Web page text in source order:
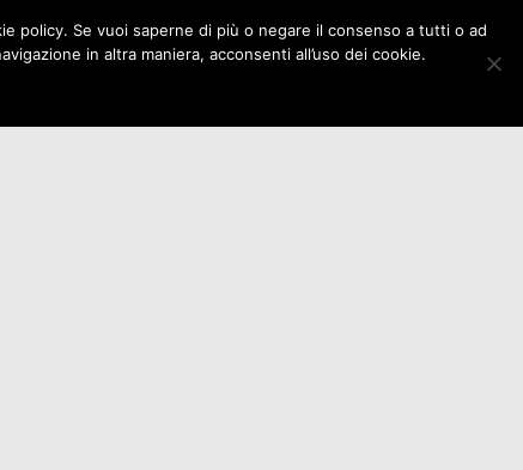
Eventi Istituzioni Contatti
policy. Se vuoi saperne di più o negare il consenso a tutti o ad
in altra maniera, acconsenti all’uso dei cookie.